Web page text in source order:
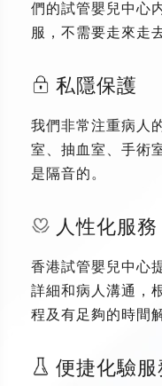
們的試管嬰兒中心
服，不需要走來走
私隱保護
我們非常注重病人
室、抽血室、手術
是隔音的。
人性化服務
香港試管嬰兒中心
詳細和病人溝通，
程及有足夠的時間
便捷化驗服